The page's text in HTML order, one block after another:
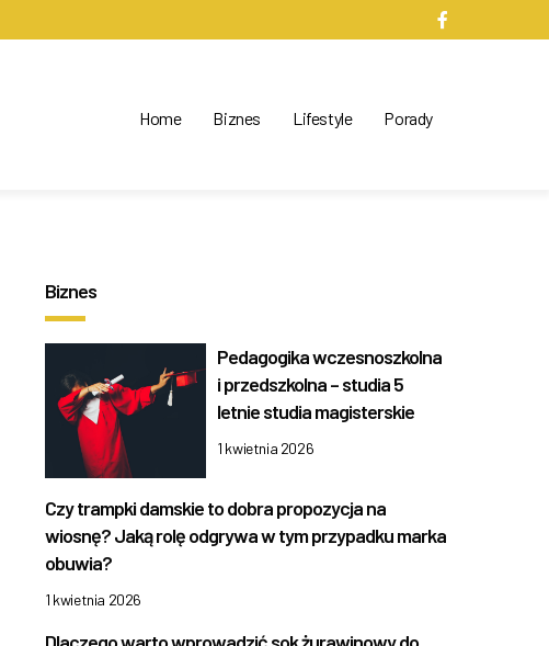
Home Biznes Lifestyle Porady
Biznes
Pedagogika wczesnoszkolna
i przedszkolna – studia 5
letnie studia magisterskie
1 kwietnia 2026
Czy trampki damskie to dobra propozycja na
wiosnę? Jaką rolę odgrywa w tym przypadku marka
obuwia?
1 kwietnia 2026